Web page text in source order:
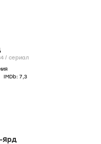
/ сериал
IMDb: 7,3
Ярд